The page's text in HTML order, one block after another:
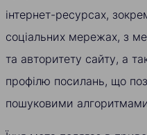
інтернет-ресурсах,
соціальних мережах, з
та авторитету сайту, а
профілю посилань, що
пошуковими